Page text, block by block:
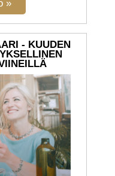
- KUUDEN